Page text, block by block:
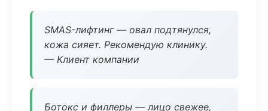
SMAS-лифтинг — овал подтянулся,
кожа сияет. Рекомендую клинику.
— Клиент компании
Ботокс и филлеры — лицо свежее,